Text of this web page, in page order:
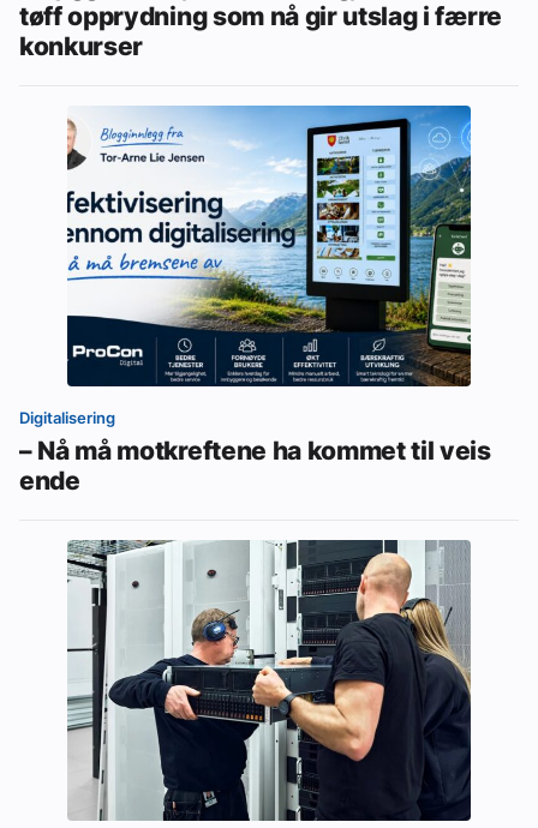
tøff opprydning som nå gir utslag i færre
konkurser
Digitalisering
– Nå må motkreftene ha kommet til veis
ende